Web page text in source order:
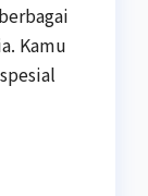
Kamu